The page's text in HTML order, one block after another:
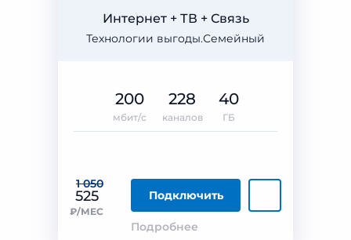
Технологии выгоды.Семейный
Интернет + ТВ + Связь
1 050
525
₽/МЕС
Подключить
Подробнее
200
мбит/с
228
каналов
40
ГБ